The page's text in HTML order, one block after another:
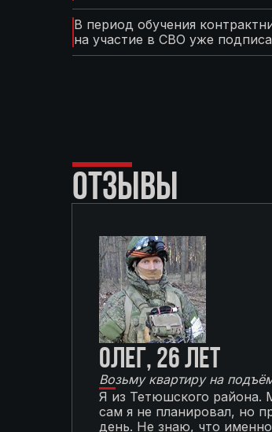
В период обучения
на участие в СВО уже
ОТЗЫВЫ
Олег, 26 лет
Возьму квартиру на
Я из Тетюшского района.
сам я не планировал, но
день. Не знаю, что